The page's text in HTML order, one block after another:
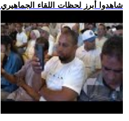
.. شاهدوا أبرز لحظات اللقاء